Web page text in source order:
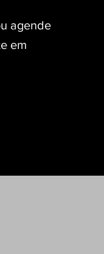
agende
em